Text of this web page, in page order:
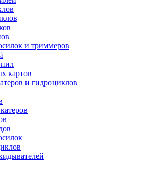
и триммеров
картов
и гидроциклов